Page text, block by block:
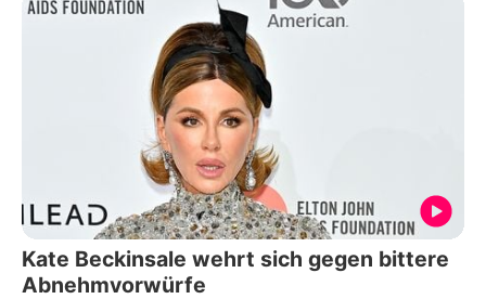
Kate Beckinsale wehrt sich gegen bittere
Abnehmvorwürfe